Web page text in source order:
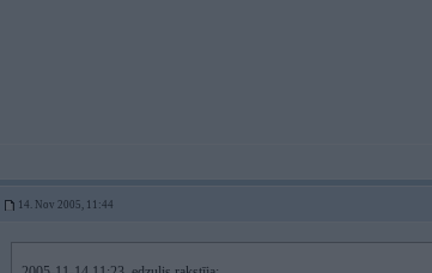
14. Nov 2005, 11:44